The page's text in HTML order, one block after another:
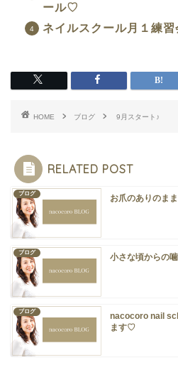
ール♡
ネイルスクール月１練
HOME ブログ 9月スタート♪
RELATED POST
ブログ お爪のありのま
ブログ 小さな頃からの
ブログ
nacocoro nail
ます♡